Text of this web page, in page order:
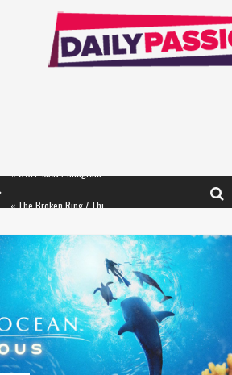
« Le Béton et le Bambou / Propositions pour Mayotte et le Monde. » - Améliorations !
Star Fox
PsyRiver 2026 : la magie revient sur les rives de l’Aar
« MOFUSAND / Parler Japonais » – Des Expressions Pratiques !